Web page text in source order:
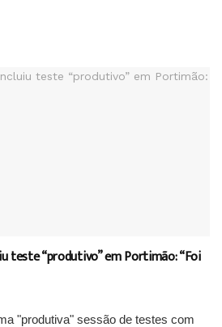
teste “produtivo” em Portimão: “Foi
"produtiva" sessão de testes com